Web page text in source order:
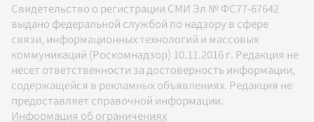
Свидетельство о регистрации СМИ Эл № ФС77-67642
выдано федеральной службой по надзору в сфере
связи, информационных технологий и массовых
коммуникаций (Роскомнадзор) 10.11.2016 г. Редакция не
несет ответственности за достоверность информации,
содержащейся в рекламных объявлениях. Редакция не
предоставляет справочной информации.
Информация об ограничениях